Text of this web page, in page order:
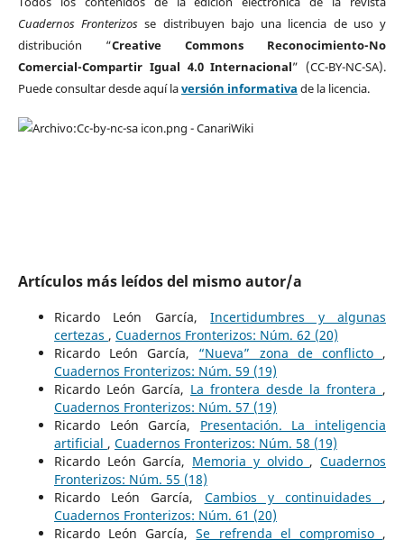
Cuadernos Fronterizos se distribuyen bajo una licencia de uso y
distribución “Creative Commons Reconocimiento-No
Comercial-Compartir Igual 4.0 Internacional” (CC-BY-NC-SA).
Puede consultar desde aquí laversión informativa de la licencia.
Artículos más leídos del mismo autor/a
Ricardo León García,Incertidumbres y algunas
certezas , Cuadernos Fronterizos: Núm. 62 (20)
Ricardo León García, “Nueva” zona de conflicto ,
Cuadernos Fronterizos: Núm. 59 (19)
Ricardo León García, La frontera desde la frontera ,
Cuadernos Fronterizos: Núm. 57 (19)
Ricardo León García, Presentación. La inteligencia
artificial , Cuadernos Fronterizos: Núm. 58 (19)
Ricardo León García, Memoria y olvido ,Cuadernos
Fronterizos: Núm. 55 (18)
Ricardo León García, Cambios y continuidades ,
Cuadernos Fronterizos: Núm. 61 (20)
Ricardo León García,Se refrenda el compromiso ,